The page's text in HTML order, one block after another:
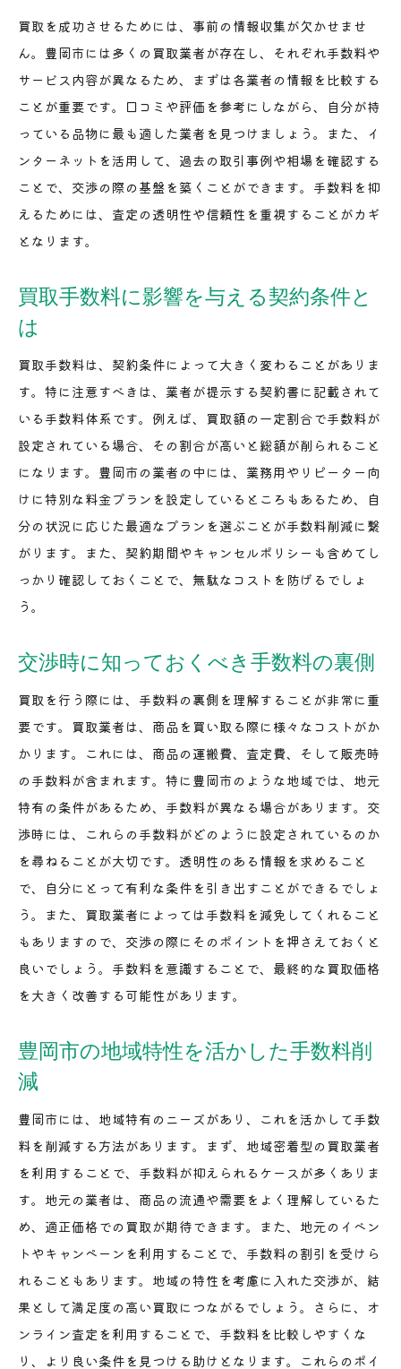
買取を成功させるためには、事前の情報収集が欠かせませ
ん。豊岡市には多くの買取業者が存在し、それぞれ手数料や
サービス内容が異なるため、まずは各業者の情報を比較する
ことが重要です。口コミや評価を参考にしながら、自分が持
っている品物に最も適した業者を見つけましょう。また、イ
ンターネットを活用して、過去の取引事例や相場を確認する
ことで、交渉の際の基盤を築くことができます。手数料を抑
えるためには、査定の透明性や信頼性を重視することがカギ
となります。
買取手数料に影響を与える契約条件と
は
買取手数料は、契約条件によって大きく変わることがありま
す。特に注意すべきは、業者が提示する契約書に記載されて
いる手数料体系です。例えば、買取額の一定割合で手数料が
設定されている場合、その割合が高いと総額が削られること
になります。豊岡市の業者の中には、業務用やリピーター向
けに特別な料金プランを設定しているところもあるため、自
分の状況に応じた最適なプランを選ぶことが手数料削減に繋
がります。また、契約期間やキャンセルポリシーも含めてし
っかり確認しておくことで、無駄なコストを防げるでしょ
う。
交渉時に知っておくべき手数料の裏側
買取を行う際には、手数料の裏側を理解することが非常に重
要です。買取業者は、商品を買い取る際に様々なコストがか
かります。これには、商品の運搬費、査定費、そして販売時
の手数料が含まれます。特に豊岡市のような地域では、地元
特有の条件があるため、手数料が異なる場合があります。交
渉時には、これらの手数料がどのように設定されているのか
を尋ねることが大切です。透明性のある情報を求めること
で、自分にとって有利な条件を引き出すことができるでしょ
う。また、買取業者によっては手数料を減免してくれること
もありますので、交渉の際にそのポイントを押さえておくと
良いでしょう。手数料を意識することで、最終的な買取価格
を大きく改善する可能性があります。
豊岡市の地域特性を活かした手数料削
減
豊岡市には、地域特有のニーズがあり、これを活かして手数
料を削減する方法があります。まず、地域密着型の買取業者
を利用することで、手数料が抑えられるケースが多くありま
す。地元の業者は、商品の流通や需要をよく理解しているた
め、適正価格での買取が期待できます。また、地元のイベン
トやキャンペーンを利用することで、手数料の割引を受けら
れることもあります。地域の特性を考慮に入れた交渉が、結
果として満足度の高い買取につながるでしょう。さらに、オ
ンライン査定を利用することで、手数料を比較しやすくな
り、より良い条件を見つける助けとなります。これらのポイ